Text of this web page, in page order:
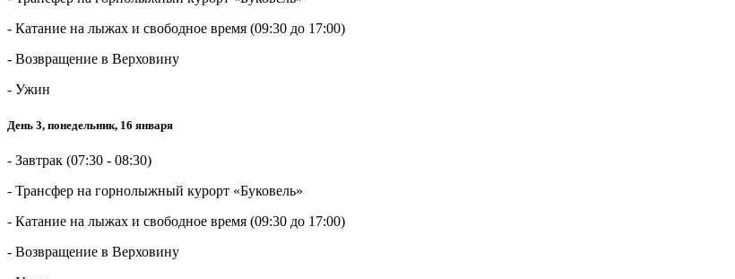
- Катание на лыжах и свободное время (09:30 до 17:00)
- Возвращение в Верховину
- Ужин
День 3, понедельник, 16 января
- Завтрак (07:30 - 08:30)
- Трансфер на горнолыжный курорт «Буковель»
- Катание на лыжах и свободное время (09:30 до 17:00)
- Возвращение в Верховину